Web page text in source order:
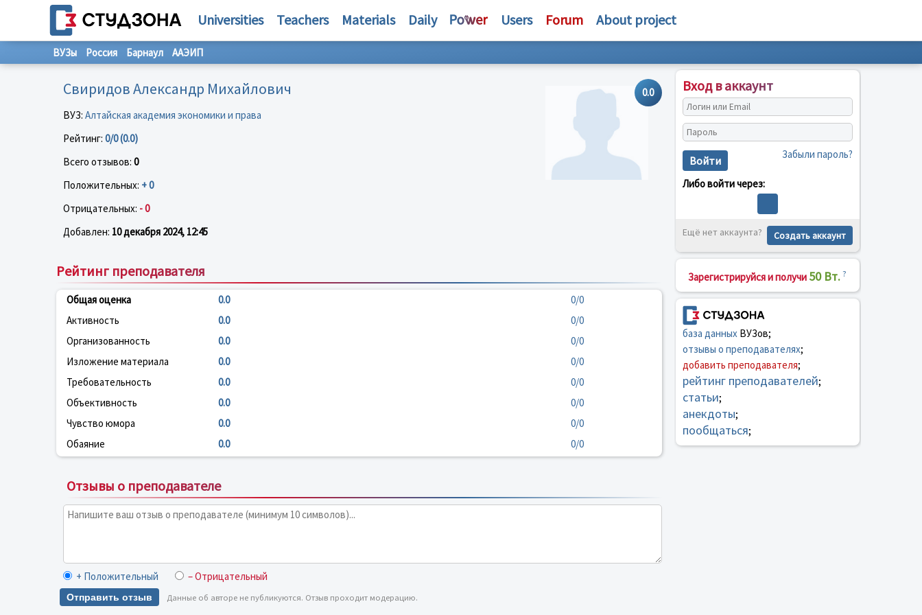
Universities Teachers Materials Daily Users Forum About project
ВУЗы Россия Барнаул ААЭИП
0.0
Свиридов Александр Михайлович
ВУЗ: Алтайская академия экономики и права
Рейтинг: 0/0 (0.0)
Всего отзывов: 0
Положительных: + 0
Отрицательных: - 0
Добавлен: 10 декабря 2024, 12:45
Рейтинг преподавателя
Общая оценка 0.0
0/0
Активность
0.0
0/0
Организованность
0.0
0/0
Изложение материала
0.0
0/0
Требовательность
0.0
0/0
Объективность
0.0
0/0
Чувство юмора
0.0
0/0
Обаяние
0.0 0/0
Отзывы о преподавателе
+ Положительный – Отрицательный
Отправить отзыв Данные об авторе не публикуются. Отзыв проходит модерацию.
Вход в аккаунт
Войти Забыли пароль?
Либо войти через:
Ещё нет аккаунта? Создать аккаунт
Зарегистрируйся и получи 50 Вт. ?
база данныхВУЗов;
отзывы о преподавателях;
добавить преподавателя;
рейтинг преподавателей;
статьи;
анекдоты;
пообщаться;